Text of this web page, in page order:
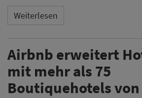
Weiterlesen
Airbnb erweitert
mit mehr als 75
Boutiquehotels